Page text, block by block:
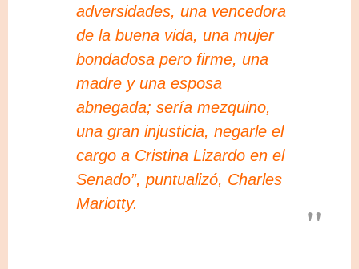
adversidades, una vencedora
de la buena vida, una mujer
bondadosa pero firme, una
madre y una esposa
abnegada; sería mezquino,
una gran injusticia, negarle el
cargo a Cristina Lizardo en el
Senado”, puntualizó, Charles
Mariotty.